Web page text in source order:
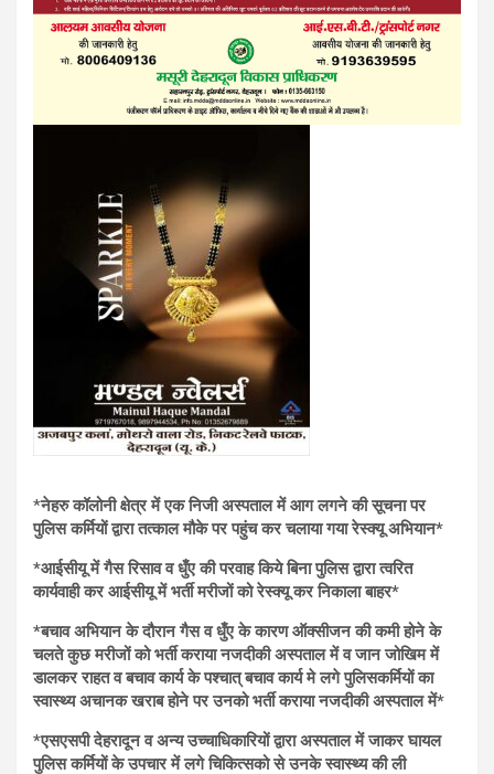
*नेहरु कॉलोनी क्षेत्र में एक निजी अस्पताल में आग लगने की सूचना पर
पुलिस कर्मियों द्वारा तत्काल मौके पर पहुंच कर चलाया गया रेस्क्यू अभियान*
*आईसीयू में गैस रिसाव व धुँए की परवाह किये बिना पुलिस द्वारा त्वरित
कार्यवाही कर आईसीयू में भर्ती मरीजों को रेस्क्यू कर निकाला बाहर*
*बचाव अभियान के दौरान गैस व धुँए के कारण ऑक्सीजन की कमी होने के
चलते कुछ मरीजों को भर्ती कराया नजदीकी अस्पताल में व जान जोखिम में
डालकर राहत व बचाव कार्य के पश्चात् बचाव कार्य मे लगे पुलिसकर्मियों का
स्वास्थ्य अचानक खराब होने पर उनको भर्ती कराया नजदीकी अस्पताल में*
*एसएसपी देहरादून व अन्य उच्चाधिकारियों द्वारा अस्पताल में जाकर घायल
पुलिस कर्मियों के उपचार में लगे चिकित्सको से उनके स्वास्थ्य की ली